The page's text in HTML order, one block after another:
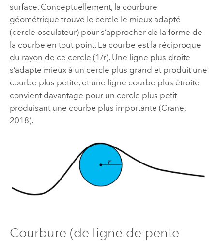
surface. Conceptuellement, la courbure
géométrique trouve le cercle le mieux adapté
(cercle osculateur) pour s’approcher de la forme de
la courbe en tout point. La courbe est la réciproque
du rayon de ce cercle (1/r). Une ligne plus droite
s’adapte mieux à un cercle plus grand et produit une
courbe plus petite, et une ligne courbe plus étroite
convient davantage pour un cercle plus petit
produisant une courbe plus importante (Crane,
2018).
Courbure (de ligne de pente